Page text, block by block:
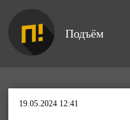
Подъём
19.05.2024 12:41